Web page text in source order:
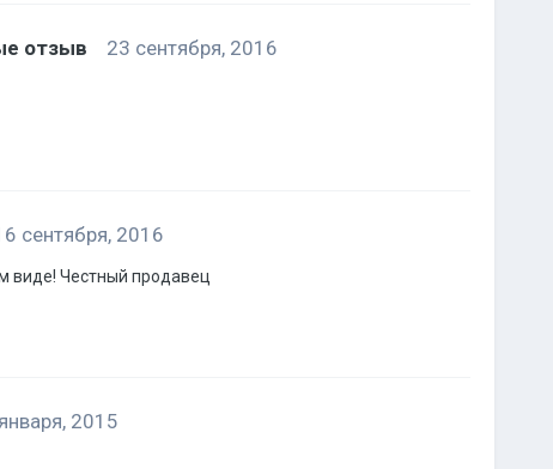
отзыв 23 сентября, 2016
сентября, 2016
виде! Честный продавец
2015